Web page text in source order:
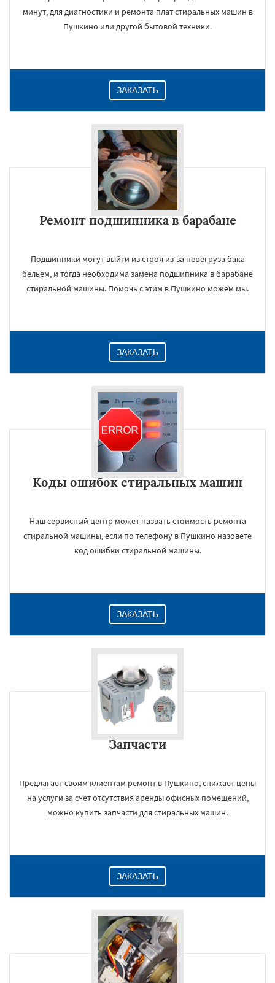
минут, для диагностики и ремонта плат стиральных машин в
Пушкино или другой бытовой техники.
ЗАКАЗАТЬ
Ремонт подшипника в барабане
Подшипники могут выйти из строя из-за перегруза бака
бельем, и тогда необходима замена подшипника в барабане
стиральной машины. Помочь с этим в Пушкино можем мы.
ЗАКАЗАТЬ
Коды ошибок стиральных машин
Наш сервисный центр может назвать стоимость ремонта
стиральной машины, если по телефону в Пушкино назовете
код ошибки стиральной машины.
ЗАКАЗАТЬ
Запчасти
Предлагает своим клиентам ремонт в Пушкино, снижает цены
на услуги за счет отсутствия аренды офисных помещений,
можно купить запчасти для стиральных машин.
ЗАКАЗАТЬ